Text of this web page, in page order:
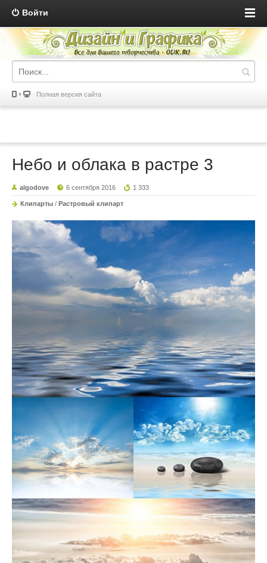
Войти
Полная версия сайта
Небо и облака в растре 3
algodove 6 сентября 2016 1 333
Клипарты / Растровый клипарт